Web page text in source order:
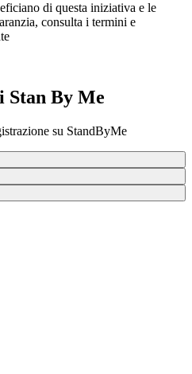
di questa iniziativa e le
consulta i termini e
By Me
su StandByMe